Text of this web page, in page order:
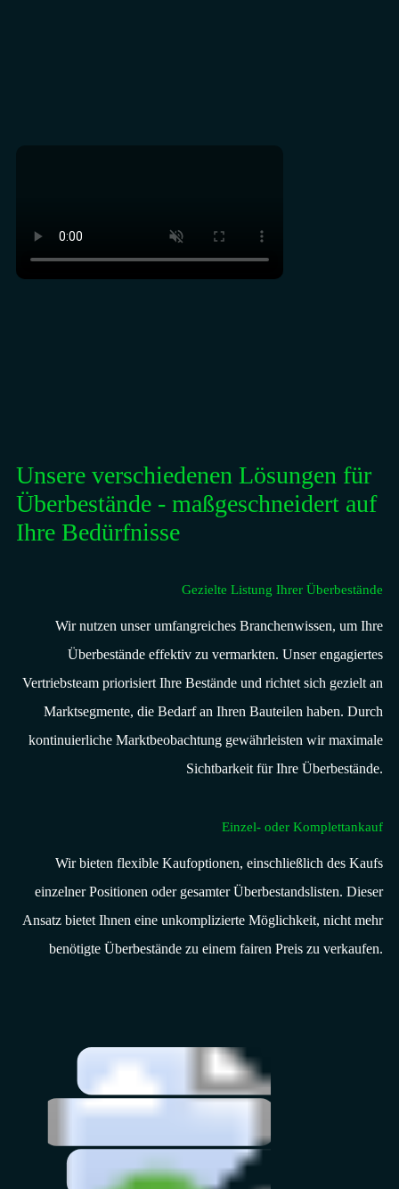
Unsere verschiedenen Lösungen für
Überbestände - maßgeschneidert auf
Ihre Bedürfnisse
Gezielte Listung Ihrer Überbestände
Wir nutzen unser umfangreiches Branchenwissen, um Ihre
Überbestände effektiv zu vermarkten. Unser engagiertes
Vertriebsteam priorisiert Ihre Bestände und richtet sich gezielt an
Marktsegmente, die Bedarf an Ihren Bauteilen haben. Durch
kontinuierliche Marktbeobachtung gewährleisten wir maximale
Sichtbarkeit für Ihre Überbestände.​
Einzel- oder Komplettankauf
Wir bieten flexible Kaufoptionen, einschließlich des Kaufs
einzelner Positionen oder gesamter Überbestandslisten. Dieser
Ansatz bietet Ihnen eine unkomplizierte Möglichkeit, nicht mehr
benötigte Überbestände zu einem fairen Preis zu verkaufen.